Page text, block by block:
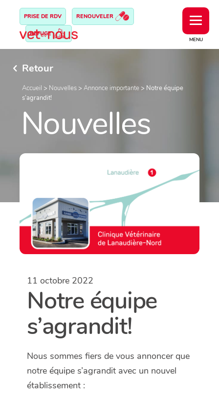
MENU
PRISE DE RDV RENOUVELER
REFUGE
Retour
Accueil > Nouvelles > Annonce importante > Notre équipe
s’agrandit!
Nouvelles
11 octobre 2022
Notre équipe
s’agrandit!
Nous sommes fiers de vous annoncer que
notre équipe s’agrandit avec un nouvel
établissement :